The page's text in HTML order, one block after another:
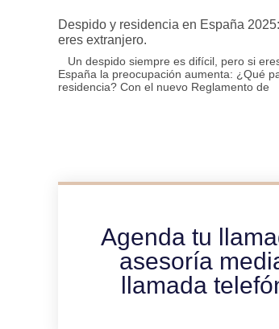
Despido y residencia en España
eres extranjero.
Un despido siempre es difícil, pero si
España la preocupación aumenta: ¿Qué
residencia? Con el nuevo Reglamento de
Agenda tu
asesoría
llamada